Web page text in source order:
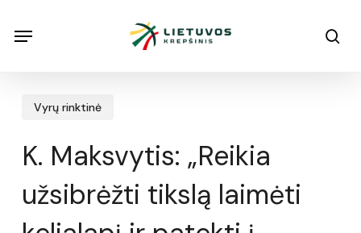
Menu
Vyrų rinktinė
K. Maksvytis: „Reikia
užsibrėžti tikslą laimėti